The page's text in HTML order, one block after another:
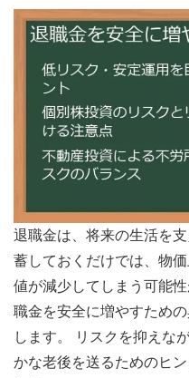
退職金は、将来の生活を
蓄しておくだけでは、物
値が減少してしまう可能
職金を安全に増やすため
します。 リスクを抑えな
かな老後を送るためのヒ